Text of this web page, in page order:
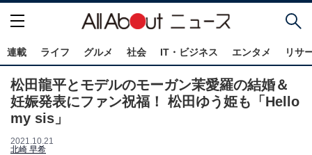
連載 ライフ グルメ 社会 IT・ビジネス エンタメ リサ
松田龍平とモデルのモーガン茉愛羅の結婚＆
妊娠発表にファン祝福！ 松田ゆう姫も「Hello
my sis」
2021.10.21
北崎 早希